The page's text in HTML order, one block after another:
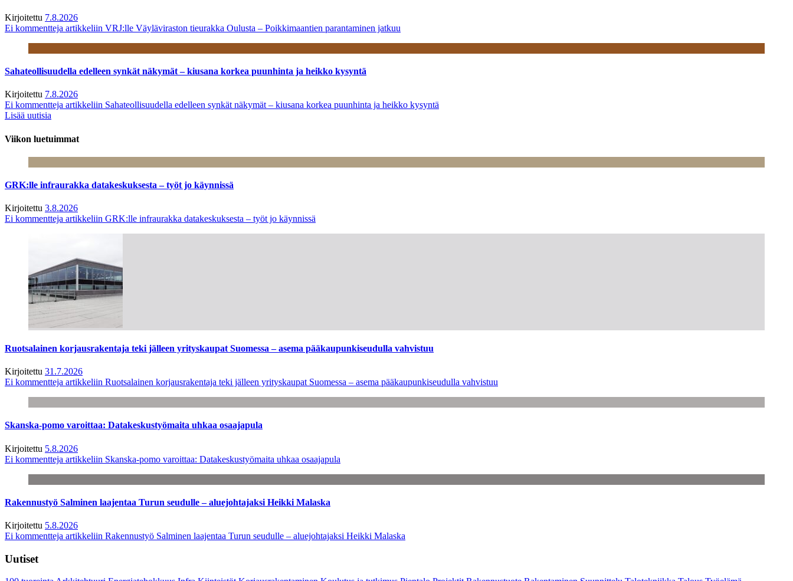
Kirjoitettu 7.8.2026
Ei kommentteja artikkeliin VRJ:lle Väyläviraston tieurakka Oulusta – Poikkimaantien parantaminen jatkuu
Sahateollisuudella edelleen synkät näkymät – kiusana korkea puunhinta ja heikko kysyntä
Kirjoitettu 7.8.2026
Ei kommentteja artikkeliin Sahateollisuudella edelleen synkät näkymät – kiusana korkea puunhinta ja heikko kysyntä
Lisää uutisia
Viikon luetuimmat
GRK:lle infraurakka datakeskuksesta – työt jo käynnissä
Kirjoitettu 3.8.2026
Ei kommentteja artikkeliin GRK:lle infraurakka datakeskuksesta – työt jo käynnissä
Ruotsalainen korjausrakentaja teki jälleen yrityskaupat Suomessa – asema pääkaupunkiseudulla vahvistuu
Kirjoitettu 31.7.2026
Ei kommentteja artikkeliin Ruotsalainen korjausrakentaja teki jälleen yrityskaupat Suomessa – asema pääkaupunkiseudulla vahvistuu
Skanska-pomo varoittaa: Datakeskustyömaita uhkaa osaajapula
Kirjoitettu 5.8.2026
Ei kommentteja artikkeliin Skanska-pomo varoittaa: Datakeskustyömaita uhkaa osaajapula
Rakennustyö Salminen laajentaa Turun seudulle – aluejohtajaksi Heikki Malaska
Kirjoitettu 5.8.2026
Ei kommentteja artikkeliin Rakennustyö Salminen laajentaa Turun seudulle – aluejohtajaksi Heikki Malaska
Uutiset